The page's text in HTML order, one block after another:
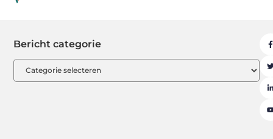
Bericht categorie